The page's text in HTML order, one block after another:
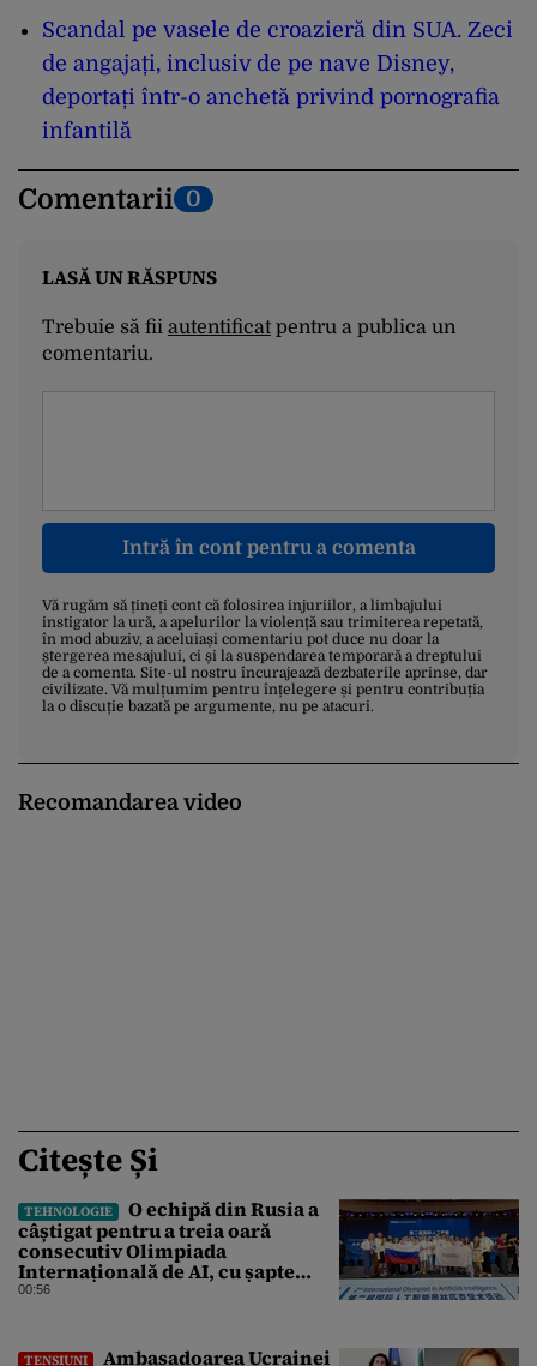
Scandal pe vasele de croazieră din SUA. Zeci
de angajați, inclusiv de pe nave Disney,
deportați într-o anchetă privind pornografia
infantilă
Comentarii 0
LASĂ UN RĂSPUNS
Trebuie să fii autentificatpentru a publica un
comentariu.
Intră în cont pentru a comenta
Vă rugăm să țineți cont că folosirea injuriilor, a limbajului
instigator la ură, a apelurilor la violență sau trimiterea repetată,
în mod abuziv, a aceluiași comentariu pot duce nu doar la
ștergerea mesajului, ci și la suspendarea temporară a dreptului
de a comenta. Site-ul nostru încurajează dezbaterile aprinse, dar
civilizate. Vă mulțumim pentru înțelegere și pentru contribuția
la o discuție bazată pe argumente, nu pe atacuri.
Recomandarea video
Citește Și
TEHNOLOGIE
O echipă din Rusia a
câștigat pentru a treia oară
consecutiv Olimpiada
Internațională de AI, cu șapte
medalii din aur și una de bronz
00:56
TENSIUNI
Ambasadoarea Ucrainei